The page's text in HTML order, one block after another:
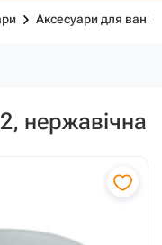
Аксесуари для
нержавічна